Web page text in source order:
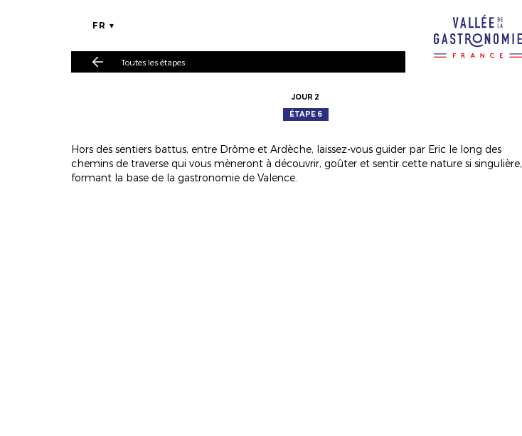
FR
Toutes les étapes
JOUR 2
ÉTAPE 6
Hors des sentiers battus, entre Drôme et Ardèche, laissez-vous guider par Eric le long des
chemins de traverse qui vous mèneront à découvrir, goûter et sentir cette nature si singulière,
formant la base de la gastronomie de Valence.